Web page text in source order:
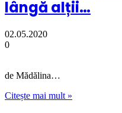
lângă alții…
02.05.2020
0
de Mădălina…
Citește mai mult »